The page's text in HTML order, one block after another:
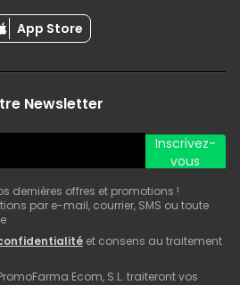
App Store
Newsletter
Inscrivez-
vous
dernières offres et promotions !
par e-mail, courrier, SMS ou toute
et consens au traitement
Ecom, S.L. traiteront vos